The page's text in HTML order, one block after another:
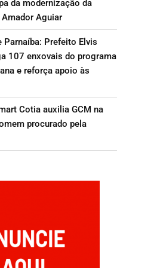
da modernização da
Aguiar
Parnaíba: Prefeito Elvis
107 enxovais do programa
e reforça apoio às
Cotia auxilia GCM na
procurado pela